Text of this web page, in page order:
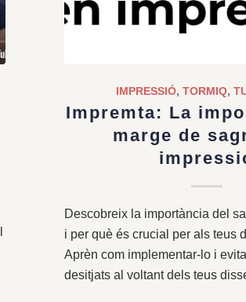
IMPRESSIÓ,TORMIQ,
Impremta: La
marge de
Descobreix la importància del
i per què és crucial per als teus
Aprèn com implementar-lo i
desitjats al voltant dels teus